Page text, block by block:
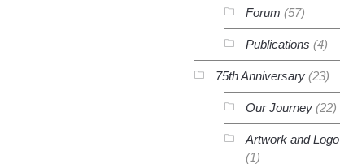
Forum (57)
Publications (4)
75th Anniversary(23)
Our Journey(22)
Artwork and Logo
(1)